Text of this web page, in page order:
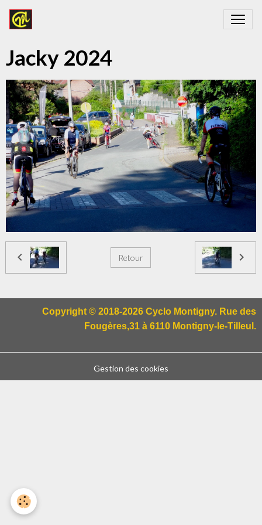
Jacky 2024
Retour
Copyright © 2018-2026 Cyclo Montigny. Rue des
Fougères,31 à 6110 Montigny-le-Tilleul.
Gestion des cookies